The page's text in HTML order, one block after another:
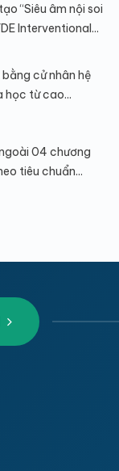
“Siêu âm nội soi
Interventional...
cử nhân hệ
học từ cao...
04 chương
tiêu chuẩn...